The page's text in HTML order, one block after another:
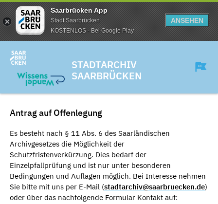
Saarbrücken App
Stadt Saarbrücken
KOSTENLOS - Bei Google Play
ANSEHEN
STADTARCHIV
SAARBRÜCKEN
Antrag auf Offenlegung
Es besteht nach § 11 Abs. 6 des Saarländischen
Archivgesetzes die Möglichkeit der
Schutzfristenverkürzung. Dies bedarf der
Einzelpfallprüfung und ist nur unter besonderen
Bedingungen und Auflagen möglich. Bei Interesse nehmen
Sie bitte mit uns per E-Mail (stadtarchiv@saarbruecken.de)
oder über das nachfolgende Formular Kontakt auf: